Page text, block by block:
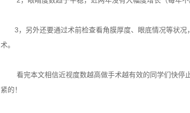
3，另外还要通过术前检查看角膜厚度、眼底情况等状况
术。
看完本文相信近视度数越高做手术越有效的同学们快停
紧的！